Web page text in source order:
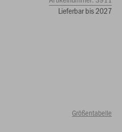
Lieferbar bis 2027
Größentabelle